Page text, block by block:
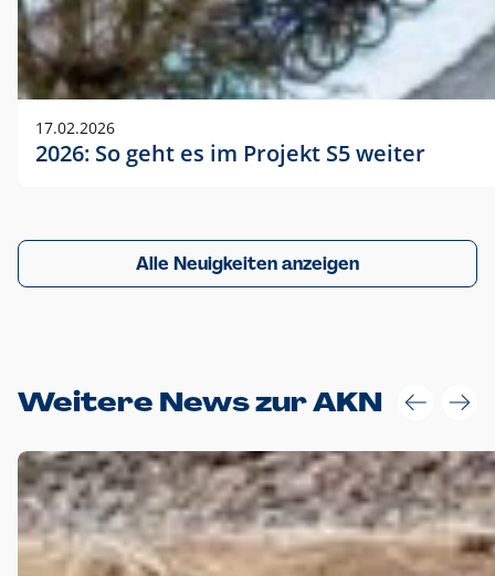
17.02.2026
2026: So geht es im Projekt S5 weiter
Alle Neuigkeiten anzeigen
Weitere News zur AKN